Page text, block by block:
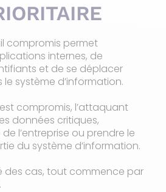
compromis permet
internes, de
et de se déplacer
système d’information.
compromis, l’attaquant
données critiques,
l’entreprise ou prendre le
du système d’information.
des cas, tout commence par